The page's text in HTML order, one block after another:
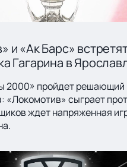
и «Ак Барс»
Гагарина в
2000» пройдет решающий
«Локомотив» сыграет
ждет напряженная